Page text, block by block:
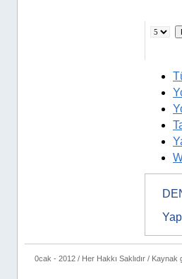
0cak - 2012 / Her Hakkı Saklıdır / Kaynak